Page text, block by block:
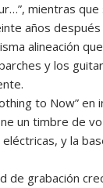
mientras
años
alineación
y los
to Now” en
un timbre de
y la
de grabación